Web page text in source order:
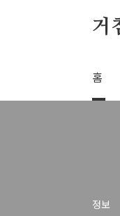
거
홈
정보